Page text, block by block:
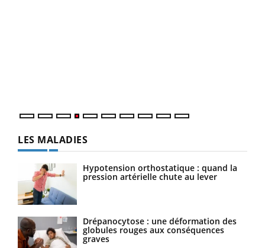
LES MALADIES
Hypotension orthostatique : quand la
pression artérielle chute au lever
Drépanocytose : une déformation des
globules rouges aux conséquences
graves